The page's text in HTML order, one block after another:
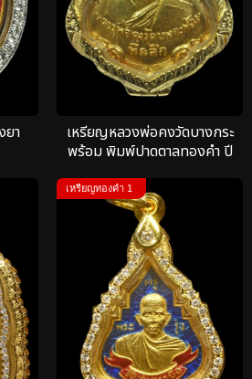
ยา
เหรียญหลวงพ่อคงวัดบางกระ
พร้อม พิมพ์ปาดตาลทองคำ ปี
เหรียญทองคำ 1